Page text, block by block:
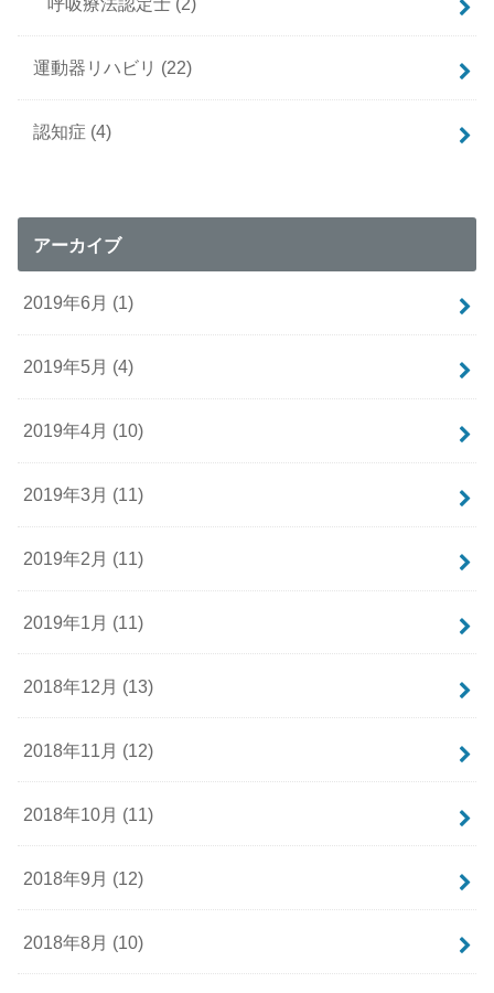
運動器リハビリ (22)
認知症 (4)
アーカイブ
2019年6月 (1)
2019年5月 (4)
2019年4月 (10)
2019年3月 (11)
2019年2月 (11)
2019年1月 (11)
2018年12月 (13)
2018年11月 (12)
2018年10月 (11)
2018年9月 (12)
2018年8月 (10)